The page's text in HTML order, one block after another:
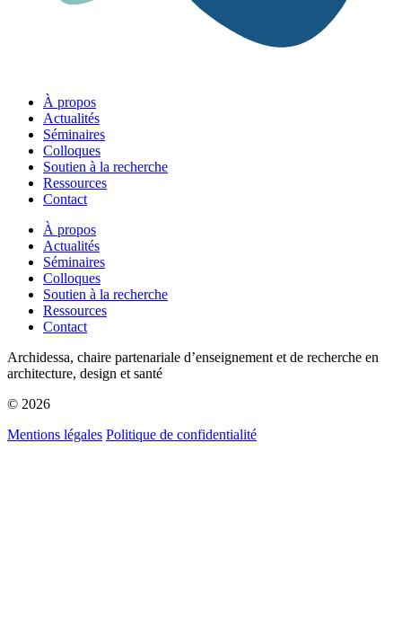
À propos
Actualités
Séminaires
Colloques
Soutien à la recherche
Ressources
Contact
À propos
Actualités
Séminaires
Colloques
Soutien à la recherche
Ressources
Contact
Archidessa, chaire partenariale d’enseignement et de recherche en
architecture, design et santé
© 2026
Mentions légales Politique de confidentialité